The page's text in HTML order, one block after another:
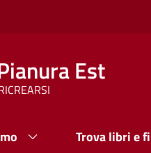
Est
Trova libri e